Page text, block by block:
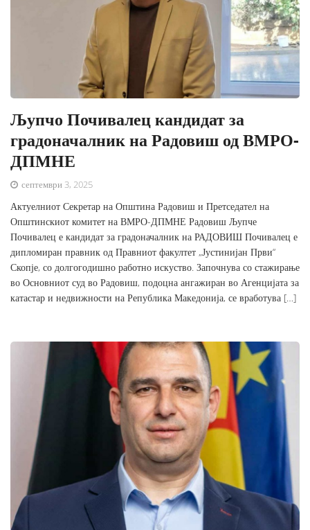
Љупчо Почивалец кандидат за
градоначалник на Радовиш од ВМРО-
ДПМНЕ
септември 3, 2025
Актуелниот Секретар на Општина Радовиш и Претседател на
Општинскиот комитет на ВМРО-ДПМНЕ Радовиш Љупче
Почивалец е кандидат за градоначалник на РАДОВИШ Почивалец е
дипломиран правник од Правниот факултет „Јустинијан Први“
Скопје, со долгогодишно работно искуство. Започнува со стажирање
во Основниот суд во Радовиш, подоцна ангажиран во Агенцијата за
катастар и недвижности на Република Македонија, се вработува […]